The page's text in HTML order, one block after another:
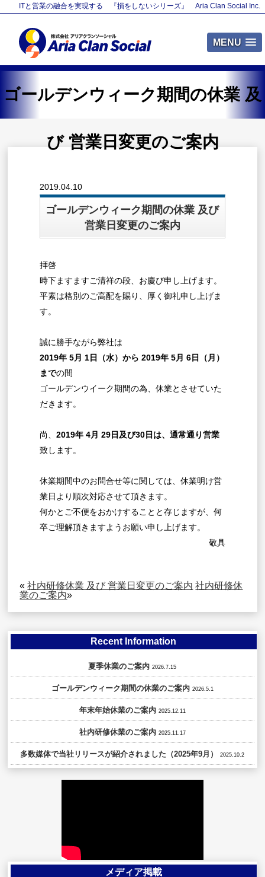
MENU
ITと営業の融合を実現する 『損をしないシリーズ』 Aria Clan Social Inc.
ゴールデンウィーク期間の休業 及
び 営業日変更のご案内
2019.04.10
ゴールデンウィーク期間の休業 及び
営業日変更のご案内
拝啓
時下ますますご清祥の段、お慶び申し上げます。
平素は格別のご高配を賜り、厚く御礼申し上げま
す。
誠に勝手ながら弊社は
2019年 5月 1日（水）から 2019年 5月 6日（月）
までの間
ゴールデンウイーク期間の為、休業とさせていた
だきます。
尚、2019年 4月 29日及び30日は、通常通り営業
致します。
休業期間中のお問合せ等に関しては、休業明け営
業日より順次対応させて頂きます。
何かとご不便をおかけすることと存じますが、何
卒ご理解頂きますようお願い申し上げます。
敬具
«社内研修休業 及び 営業日変更のご案内 社内研修休
業のご案内»
Recent Information
夏季休業のご案内 2026.7.15
ゴールデンウィーク期間の休業のご案内 2026.5.1
年末年始休業のご案内 2025.12.11
社内研修休業のご案内 2025.11.17
多数媒体で当社リリースが紹介されました（2025年9月） 2025.10.2
メディア掲載